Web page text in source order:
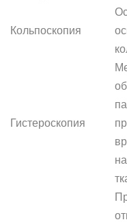
Кольпоскопия
Гистероскопия